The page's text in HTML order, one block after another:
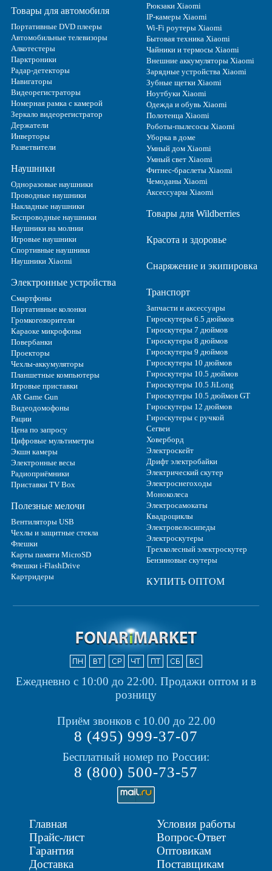
Товары для автомобиля
Портативные DVD плееры
Автомобильные телевизоры
Алкотестеры
Парктроники
Радар-детекторы
Навигаторы
Видеорегистраторы
Номерная рамка с камерой
Зеркало видеорегистратор
Держатели
Инверторы
Разветвители
Наушники
Одноразовые наушники
Проводные наушники
Накладные наушники
Беспроводные наушники
Наушники на молнии
Игровые наушники
Спортивные наушники
Наушники Xiaomi
Электронные устройства
Смартфоны
Портативные колонки
Громкоговорители
Караоке микрофоны
Повербанки
Проекторы
Чехлы-аккумуляторы
Планшетные компьютеры
Игровые приставки
AR Game Gun
Видеодомофоны
Рации
Цена по запросу
Цифровые мультиметры
Экшн камеры
Электронные весы
Радиоприёмники
Приставки TV Box
Полезные мелочи
Вентиляторы USB
Чехлы и защитные стекла
Флешки
Карты памяти MicroSD
Флешки i-FlashDrive
Картридеры
Рюкзаки Xiaomi
IP-камеры Xiaomi
Wi-Fi роутеры Xiaomi
Бытовая техника Xiaomi
Чайники и термосы Xiaomi
Внешние аккумуляторы Xiaomi
Зарядные устройства Xiaomi
Зубные щетки Xiaomi
Ноутбуки Xiaomi
Одежда и обувь Xiaomi
Полотенца Xiaomi
Роботы-пылесосы Xiaomi
Уборка в доме
Умный дом Xiaomi
Умный свет Xiaomi
Фитнес-браслеты Xiaomi
Чемоданы Xiaomi
Аксессуары Xiaomi
Товары для Wildberries
Красота и здоровье
Снаряжение и экипировка
Транспорт
Запчасти и аксессуары
Гироскутеры 6.5 дюймов
Гироскутеры 7 дюймов
Гироскутеры 8 дюймов
Гироскутеры 9 дюймов
Гироскутеры 10 дюймов
Гироскутеры 10.5 дюймов
Гироскутеры 10.5 JiLong
Гироскутеры 10.5 дюймов GT
Гироскутеры 12 дюймов
Гироскутеры с ручкой
Сегвеи
Ховерборд
Электроскейт
Дрифт электробайки
Электрический скутер
Электроснегоходы
Моноколеса
Электросамокаты
Квадроциклы
Электровелосипеды
Электроскутеры
Трехколесный электроскутер
Бензиновые скутеры
КУПИТЬ ОПТОМ
Ежедневно с 10:00 до 22:00. Продажи оптом и в
розницу
Приём звонков с 10.00 до 22.00
8 (495) 999-37-07
Бесплатный номер по России:
8 (800) 500-73-57
Главная
Прайс-лист
Гарантия
Доставка
Условия работы
Вопрос-Ответ
Оптовикам
Поставщикам